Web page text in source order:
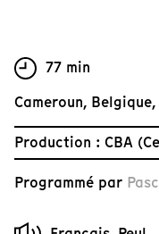
77 min
Cameroun,
Production : CBA
Programmé par